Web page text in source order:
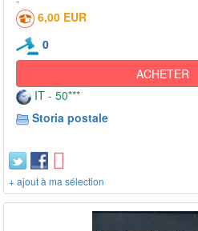
6,00 EUR
0
ACHETER
IT - 50***
Storia postale
+ ajout à ma sélection